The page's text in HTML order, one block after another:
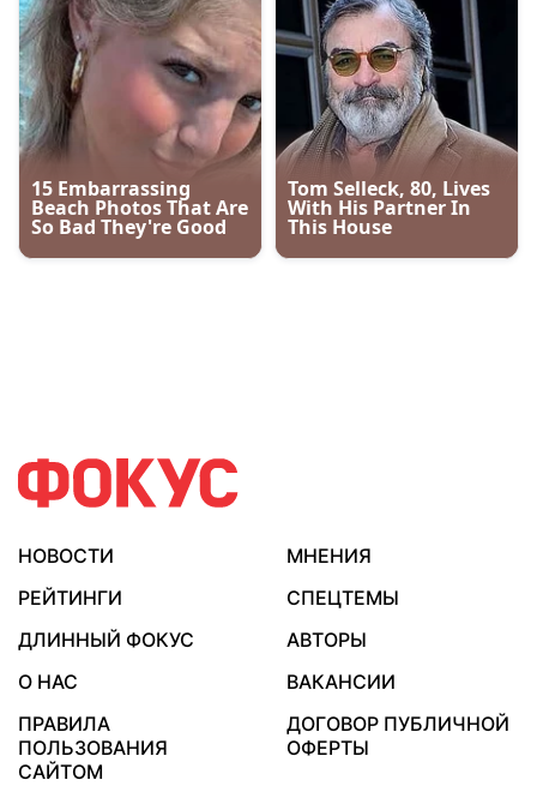
НОВОСТИ
МНЕНИЯ
РЕЙТИНГИ
СПЕЦТЕМЫ
ДЛИННЫЙ ФОКУС
АВТОРЫ
О НАС
ВАКАНСИИ
ПРАВИЛА
ПОЛЬЗОВАНИЯ
САЙТОМ
ДОГОВОР ПУБЛИЧНОЙ
ОФЕРТЫ